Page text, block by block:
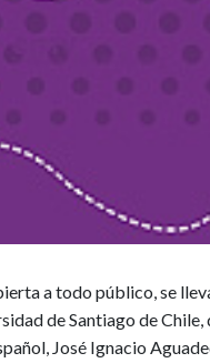
a todo público, se
de Santiago de Chile,
José Ignacio